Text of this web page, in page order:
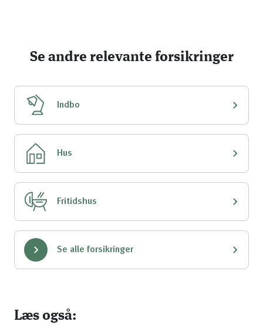
Se andre relevante forsikringer
Indbo
Hus
Fritidshus
Se alle forsikringer
Læs også: